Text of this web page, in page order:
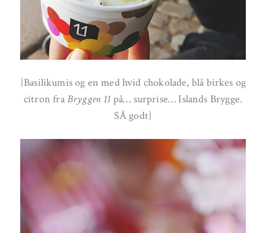
{Basilikumis og en med hvid chokolade, blå birkes og
citron fraBryggen 11 på… surprise… Islands Brygge.
SÅ godt}